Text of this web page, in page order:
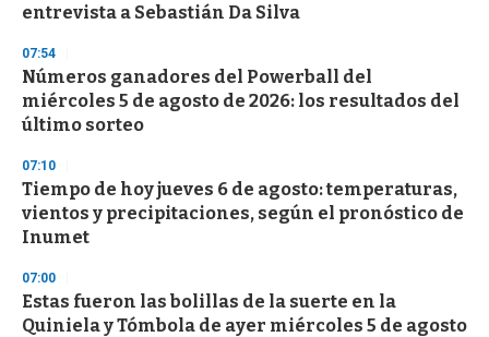
entrevista a Sebastián Da Silva
07:54
Números ganadores del Powerball del
miércoles 5 de agosto de 2026: los resultados del
último sorteo
07:10
Tiempo de hoy jueves 6 de agosto: temperaturas,
vientos y precipitaciones, según el pronóstico de
Inumet
07:00
Estas fueron las bolillas de la suerte en la
Quiniela y Tómbola de ayer miércoles 5 de agosto